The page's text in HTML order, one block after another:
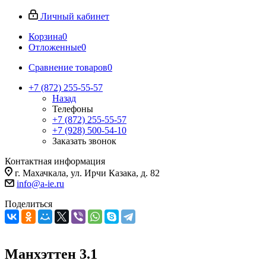
Личный кабинет
Корзина0
Отложенные0
Сравнение товаров0
+7 (872) 255-55-57
Назад
Телефоны
+7 (872) 255-55-57
+7 (928) 500-54-10
Заказать звонок
Контактная информация
г. Махачкала, ул. Ирчи Казака, д. 82
info@a-ie.ru
Поделиться
Манхэттен 3.1